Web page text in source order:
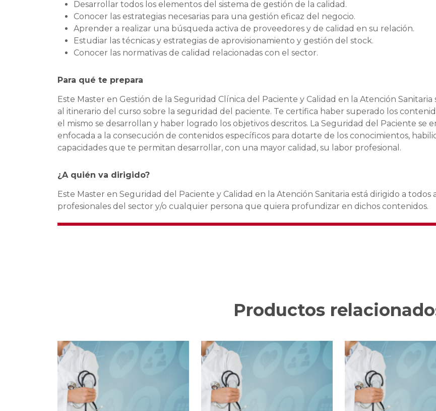
Desarrollar todos los elementos del sistema de gestión de la calidad.
Conocer las estrategias necesarias para una gestión eficaz del negocio.
Aprender a realizar una búsqueda activa de proveedores y de calidad en su relación.
Estudiar las técnicas y estrategias de aprovisionamiento y gestión del stock.
Conocer las normativas de calidad relacionadas con el sector.
Para qué te prepara
Este Master en Gestión de la Seguridad Clínica del Paciente y Calidad en la Atención Sanitaria
al itinerario del curso sobre la seguridad del paciente. Te certifica haber superado los
el mismo se desarrollan y haber logrado los objetivos descritos. La Seguridad del Paciente se
enfocada a la consecución de contenidos específicos para dotarte de los conocimientos,
capacidades que te permitan desarrollar, con una mayor calidad, su labor profesional.
¿A quién va dirigido?
Este Master en Seguridad del Paciente y Calidad en la Atención Sanitaria está dirigido a todos
profesionales del sector y/o cualquier persona que quiera profundizar en dichos contenidos.
Productos